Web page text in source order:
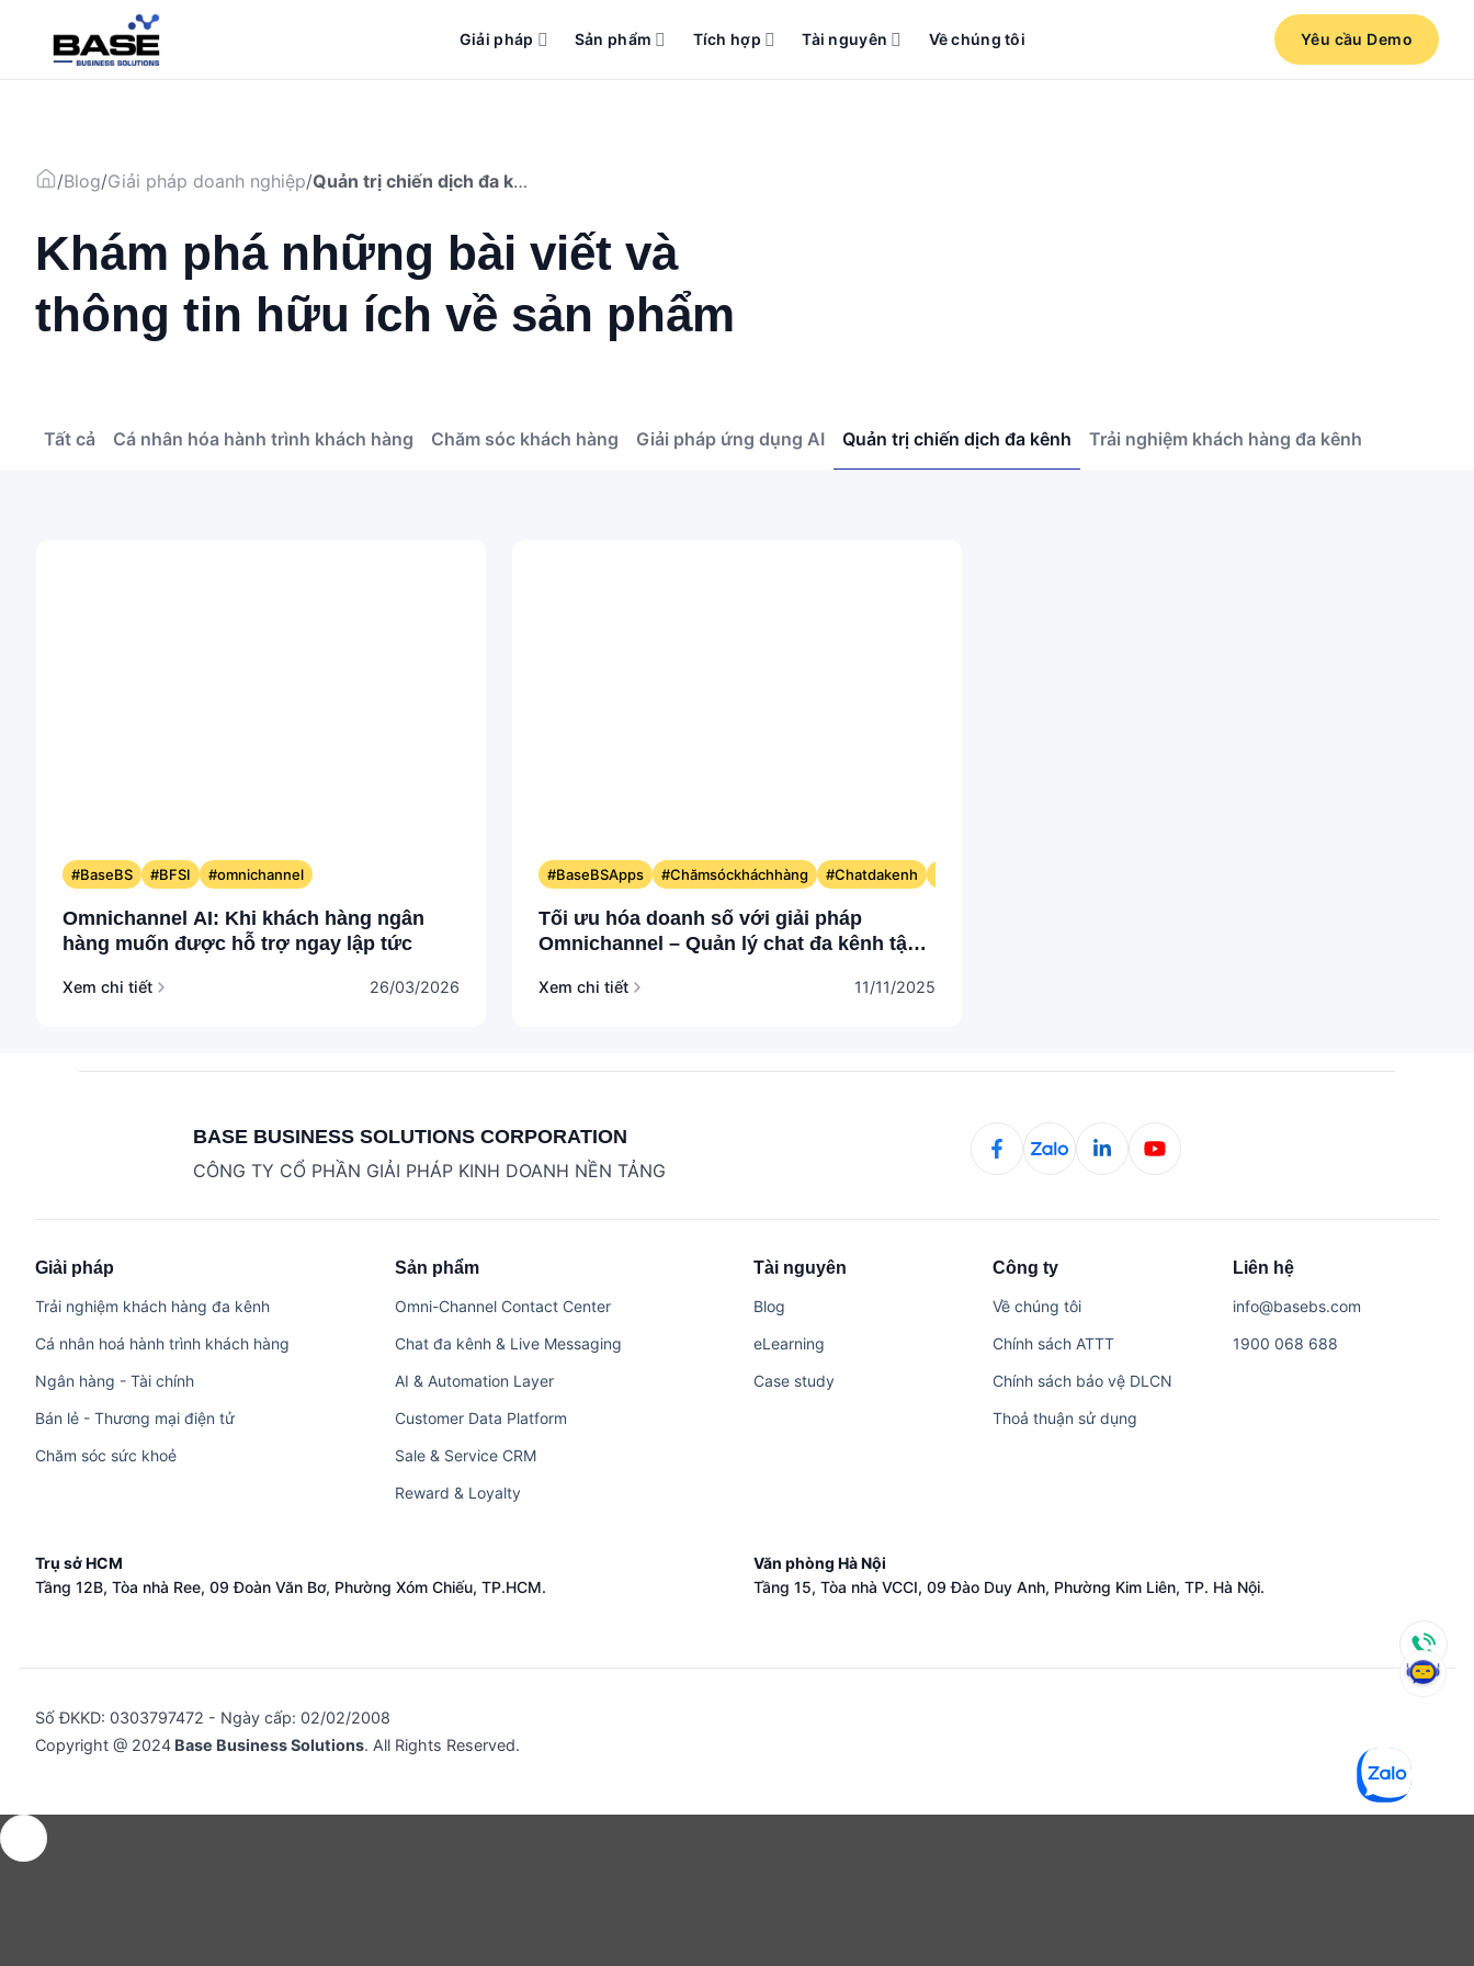
Giải pháp Sản phẩm Tích hợp Tài nguyên Về chúng tôi Yêu cầu Demo
/Blog/Giải pháp doanh nghiệp/ Quản trị chiến dịch đa kênh
Khám phá những bài viết và
thông tin hữu ích về sản phẩm
Tất cả Cá nhân hóa hành trình khách hàng Chăm sóc khách hàng Giải pháp ứng dụng AI Quản trị chiến dịch đa kênh Trải nghiệm khách hàng đa kênh
#BaseBS #BFSI #omnichannel
Omnichannel AI: Khi khách hàng ngân
hàng muốn được hỗ trợ ngay lập tức
Xem chi tiết 26/03/2026
#BaseBSApps #Chămsóckháchhàng #Chatdakenh
Tối ưu hóa doanh số với giải pháp
Omnichannel – Quản lý chat đa kênh tập
Xem chi tiết 11/11/2025
BASE BUSINESS SOLUTIONS CORPORATION
CÔNG TY CỔ PHẦN GIẢI PHÁP KINH DOANH NỀN TẢNG
Giải pháp
Trải nghiệm khách hàng đa kênh
Cá nhân hoá hành trình khách hàng
Ngân hàng - Tài chính
Bán lẻ - Thương mại điện tử
Chăm sóc sức khoẻ
Sản phẩm
Omni-Channel Contact Center
Chat đa kênh & Live Messaging
AI & Automation Layer
Customer Data Platform
Sale & Service CRM
Reward & Loyalty
Tài nguyên
Blog
eLearning
Case study
Công ty
Về chúng tôi
Chính sách ATTT
Chính sách bảo vệ DLCN
Thoả thuận sử dụng
Liên hệ
i​n​f​o​@​b​a​s​e​b​s​.​c​o​m
1​9​0​0​ ​0​6​8​ ​6​8​8
Trụ sở HCM
Tầng 12B, Tòa nhà Ree, 09 Đoàn Văn Bơ, Phường Xóm Chiếu, TP.HCM.
Văn phòng Hà Nội
Tầng 15, Tòa nhà VCCI, 09 Đào Duy Anh, Phường Kim Liên, TP. Hà Nội.
Số ĐKKD: 0​3​0​3​7​9​7​4​7​2 - Ngày cấp: 02/02/2008
Copyright @ 2024 Base Business Solutions. All Rights Reserved.